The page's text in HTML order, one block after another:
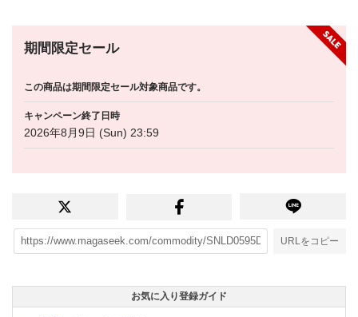
期間限定セール
この商品は期間限定セール対象商品です。
キャンペーン終了日時
2026年8月9日 (Sun) 23:59
URLをコピー
お気に入り登録ガイド